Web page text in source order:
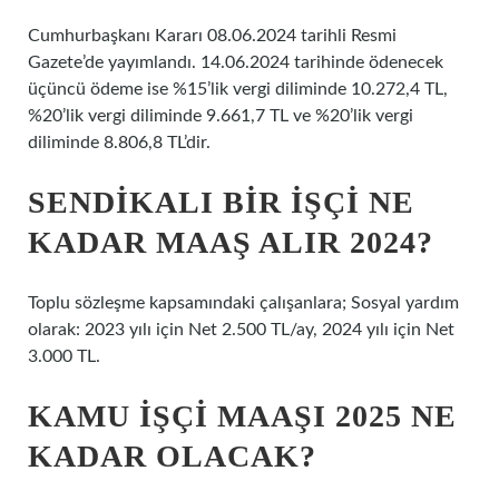
Cumhurbaşkanı Kararı 08.06.2024 tarihli Resmi
Gazete’de yayımlandı. 14.06.2024 tarihinde ödenecek
üçüncü ödeme ise %15’lik vergi diliminde 10.272,4 TL,
%20’lik vergi diliminde 9.661,7 TL ve %20’lik vergi
diliminde 8.806,8 TL’dir.
SENDIKALI BIR IŞÇI NE
KADAR MAAŞ ALIR 2024?
Toplu sözleşme kapsamındaki çalışanlara; Sosyal yardım
olarak: 2023 yılı için Net 2.500 TL/ay, 2024 yılı için Net
3.000 TL.
KAMU IŞÇI MAAŞI 2025 NE
KADAR OLACAK?